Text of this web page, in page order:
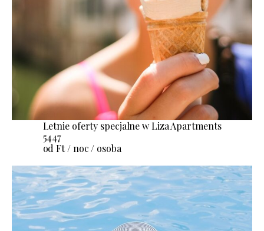
Letnie oferty specjalne w Liza Apartments
5447
od Ft / noc / osoba